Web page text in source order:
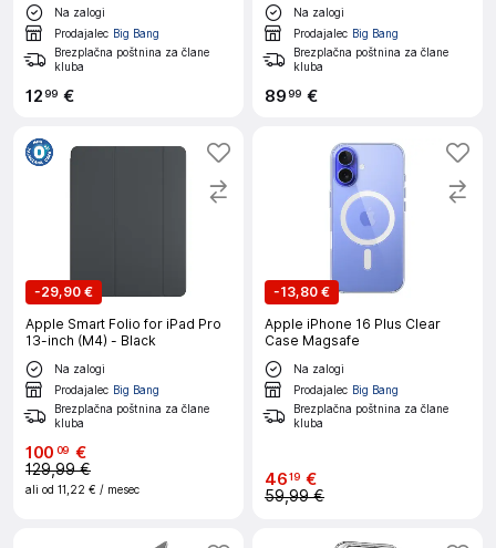
Na zalogi
Prodajalec Big Bang
Brezplačna poštnina za člane
kluba
1299 €
Na zalogi
Prodajalec Big Bang
Brezplačna poštnina za člane
kluba
8999 €
-29,90 €
Apple Smart Folio for iPad Pro
13-inch (M4) - Black
Na zalogi
Prodajalec Big Bang
Brezplačna poštnina za člane
kluba
100 09 €
129,99 €
ali od 11,22 € / mesec
-13,80 €
Apple iPhone 16 Plus Clear
Case Magsafe
Na zalogi
Prodajalec Big Bang
Brezplačna poštnina za člane
kluba
4619 €
59,99 €